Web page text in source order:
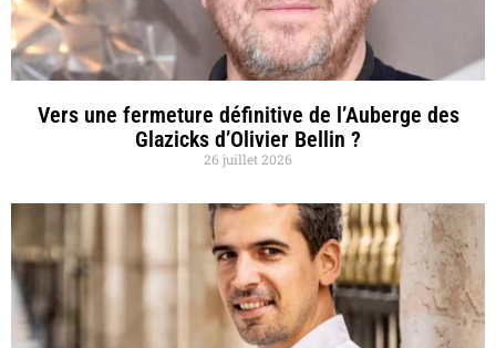
Vers une fermeture définitive de l’Auberge des
Glazicks d’Olivier Bellin ?
26 juillet 2026